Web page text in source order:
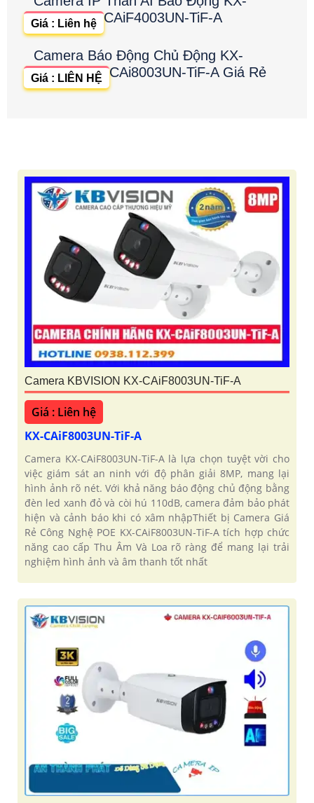
CAiF4003UN-TiF-A
Giá : Liên hệ
Camera Báo Động Chủ Động KX-
CAi8003UN-TiF-A Giá Rẻ
Giá : LIÊN HỆ
Camera KBVISION KX-CAiF8003UN-TiF-A
Giá : Liên hệ
KX-CAiF8003UN-TiF-A
Camera KX-CAiF8003UN-TiF-A là lựa chọn tuyệt vời cho
việc giám sát an ninh với độ phân giải 8MP, mang lại
hình ảnh rõ nét. Với khả năng báo động chủ động bằng
đèn led xanh đỏ và còi hú 110dB, camera đảm bảo phát
hiện và cảnh báo khi có xâm nhậpThiết bị Camera Giá
Rẻ Công Nghệ POE KX-CAiF8003UN-TiF-A tích hợp chức
năng cao cấp Thu Âm Và Loa rõ ràng để mang lại trải
nghiệm hình ảnh và âm thanh tốt nhất